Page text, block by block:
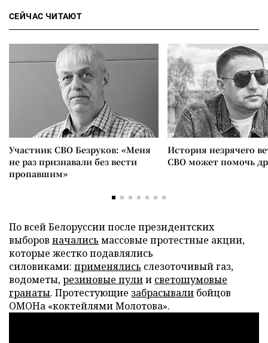
СЕЙЧАС ЧИТАЮТ
Участник СВО Безруков: «Меня
не раз признавали без вести
пропавшим»
История незрячего
СВО может помочь
По всей Белоруссии после президентских
выборов начались массовые протестные акции,
которые жестко подавлялись
силовиками: применялись слезоточивый газ,
водометы,резиновые пулии светошумовые
гранаты. Протестующие забрасывали бойцов
ОМОНа «коктейлями Молотова».